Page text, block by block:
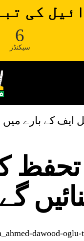
کی
5
سیکنڈز
ایف کے بارے میں
تحفظ